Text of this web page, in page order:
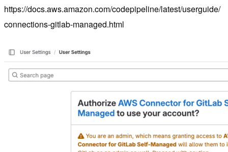
https://docs.aws.amazon.com/codepipeline/latest/userguide/
connections-gitlab-managed.html